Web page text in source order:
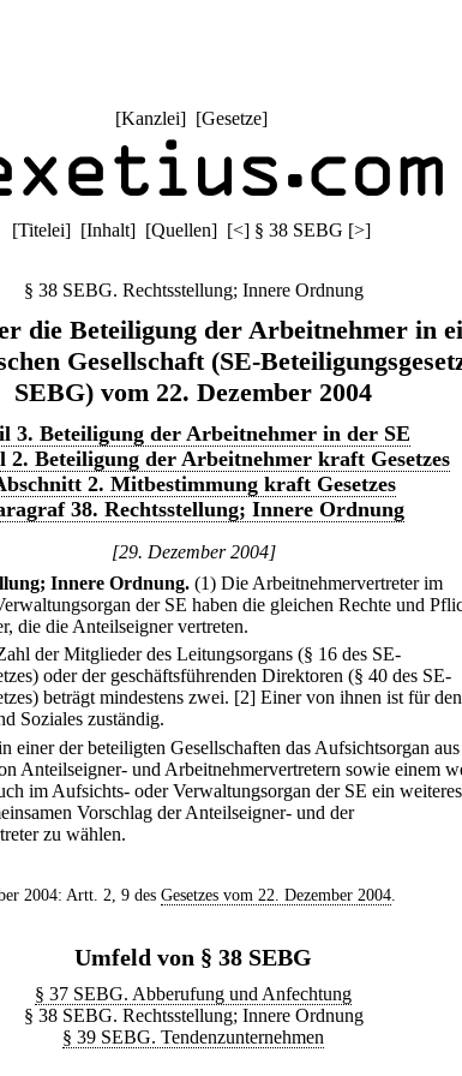
[Kanzlei] [Gesetze]
[Titelei] [Inhalt] [Quellen] [<] § 38 SEBG [>]
§ 38 SEBG. Rechtsstellung; Innere Ordnung
die Beteiligung der Arbeitnehmer in
Gesellschaft (SE-
SEBG) vom 22. Dezember 2004
3. Beteiligung der Arbeitnehmer in der SE
2. Beteiligung der Arbeitnehmer kraft Gesetzes
2. Mitbestimmung kraft Gesetzes
38. Rechtsstellung; Innere Ordnung
[29. Dezember 2004]
Innere Ordnung. (1) Die Arbeitnehmervertreter im
der SE haben die gleichen Rechte und
die die Anteilseigner vertreten.
der Mitglieder des Leitungsorgans (§ 16 des SE-
oder der geschäftsführenden Direktoren (§ 40 des SE-
beträgt mindestens zwei. [2] Einer von ihnen ist für den
Soziales zuständig.
einer der beteiligten Gesellschaften das Aufsichtsorgan aus
Anteilseigner- und Arbeitnehmervertretern sowie einem
im Aufsichts- oder Verwaltungsorgan der SE ein weiteres
Vorschlag der Anteilseigner- und der
zu wählen.
2004: Artt. 2, 9 des Gesetzes vom 22. Dezember 2004.
Umfeld von § 38 SEBG
§ 37 SEBG. Abberufung und Anfechtung
§ 38 SEBG. Rechtsstellung; Innere Ordnung
§ 39 SEBG. Tendenzunternehmen